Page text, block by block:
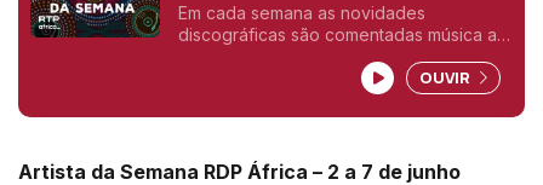
Em cada semana as novidades
discográficas são comentadas música a
OUVIR
Artista da Semana RDP África – 2 a 7 de junho